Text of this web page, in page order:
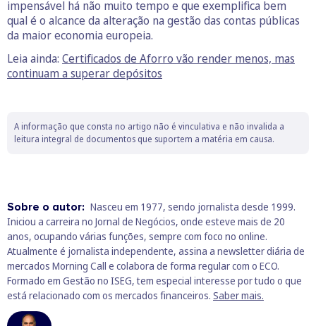
impensável há não muito tempo e que exemplifica bem
qual é o alcance da alteração na gestão das contas públicas
da maior economia europeia.
Leia ainda: Certificados de Aforro vão render menos, mas
continuam a superar depósitos
A informação que consta no artigo não é vinculativa e não invalida a
leitura integral de documentos que suportem a matéria em causa.
Sobre o autor: Nasceu em 1977, sendo jornalista desde 1999.
Iniciou a carreira no Jornal de Negócios, onde esteve mais de 20
anos, ocupando várias funções, sempre com foco no online.
Atualmente é jornalista independente, assina a newsletter diária de
mercados Morning Call e colabora de forma regular com o ECO.
Formado em Gestão no ISEG, tem especial interesse por tudo o que
está relacionado com os mercados financeiros. Saber mais.